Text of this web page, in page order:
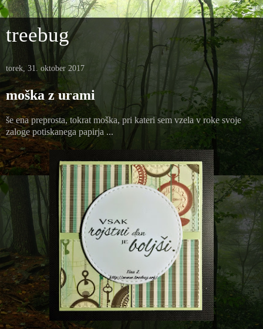
treebug
torek, 31. oktober 2017
moška z urami
še ena preprosta, tokrat moška, pri kateri sem vzela v roke svoje
zaloge potiskanega papirja ...